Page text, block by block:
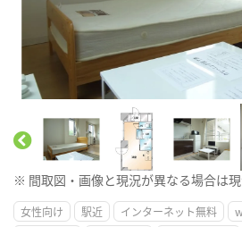
※ 間取図・画像と現況が異なる場合は現
女性向け 駅近 インターネット無料